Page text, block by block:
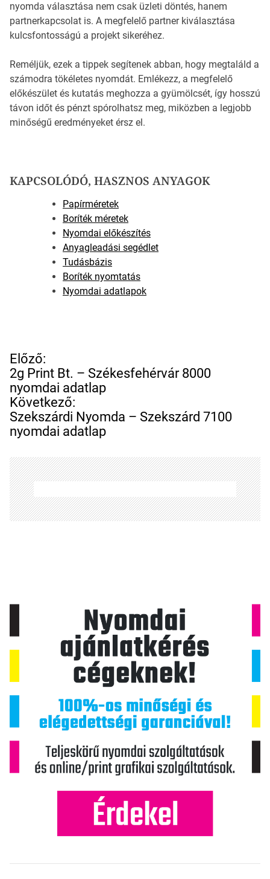
nyomda választása nem csak üzleti döntés, hanem
partnerkapcsolat is. A megfelelő partner kiválasztása
kulcsfontosságú a projekt sikeréhez.
Reméljük, ezek a tippek segítenek abban, hogy megtaláld a
számodra tökéletes nyomdát. Emlékezz, a megfelelő
előkészület és kutatás meghozza a gyümölcsét, így hosszú
távon időt és pénzt spórolhatsz meg, miközben a legjobb
minőségű eredményeket érsz el.
KAPCSOLÓDÓ, HASZNOS ANYAGOK
Papírméretek
Boríték méretek
Nyomdai előkészítés
Anyagleadási segédlet
Tudásbázis
Boríték nyomtatás
Nyomdai adatlapok
B
e
j
e
g
y
z
é
s
n
a
v
ó
Előző:
2g Print Bt. – Székesfehérvár 8000
nyomdai adatlap
Következő:
Szekszárdi Nyomda – Szekszárd 7100
nyomdai adatlap